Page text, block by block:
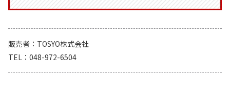
販売者
TOSYO株式会社
TEL
048-972-6504